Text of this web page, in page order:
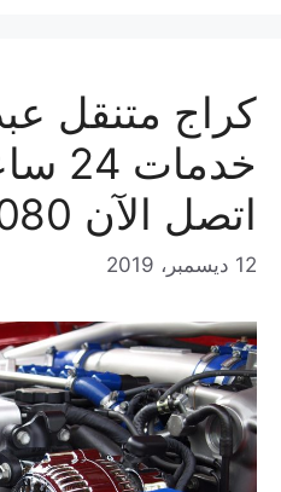
كراج متنقل
اتصل الآن 65807080
12 ديسمبر، 2019